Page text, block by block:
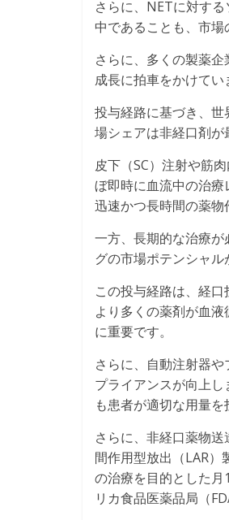
さらに、NETに対す
中であることも、市場
さらに、多くの製薬
成長に拍車をかけてい
投与経路に基づき、
場シェアは非経口剤が
皮下（SC）注射や筋
ぼ即時に血流中の治療
迅速かつ長時間の薬物
一方、長期的な治療
グの市場ポテンシャル
この投与経路は、経
より多くの薬剤が血
に重要です。
さらに、自動注射器
プライアンスが向上
も患者が適切な用量
さらに、非経口薬物
間作用型放出（LAR
の治療を目的とした
リカ食品医薬品局（